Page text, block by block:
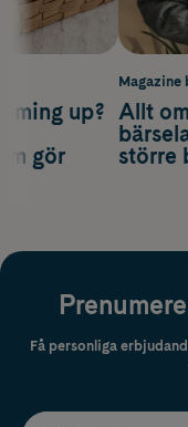
up?
gör
Magazine
Allt
större
Få personliga